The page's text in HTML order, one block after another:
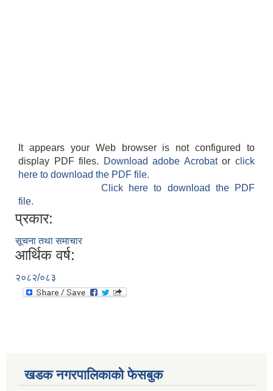
It appears your Web browser is not configured to
display PDF files.
Download adobe Acrobatorclick
here to download the PDF file.
Click here to download the PDF
file.
प्रकार:
सूचना तथा समाचार
आर्थिक वर्ष:
२०८२/०८३
खडक नगरपालिकाको फेसबुक